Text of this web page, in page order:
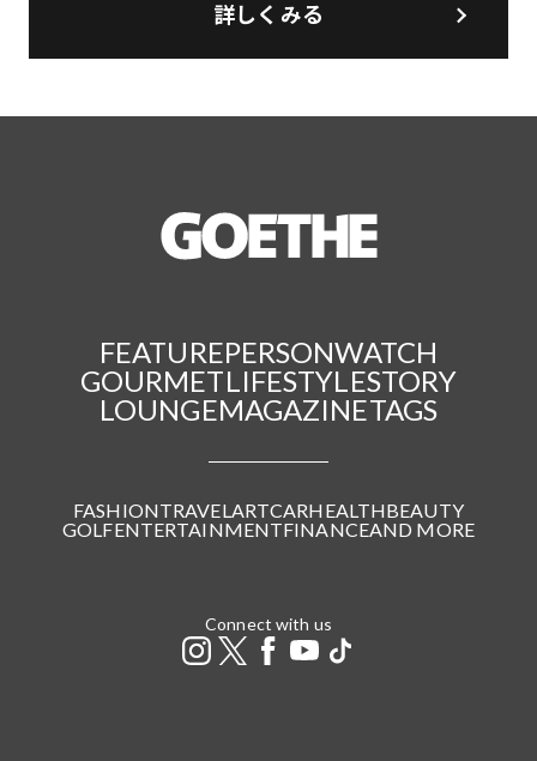
詳しくみる
FEATUREPERSONWATCH
GOURMETLIFESTYLESTORY
LOUNGEMAGAZINETAGS
FASHIONTRAVELARTCARHEALTHBEAUTY
GOLFENTERTAINMENTFINANCEAND MORE
Connect with us